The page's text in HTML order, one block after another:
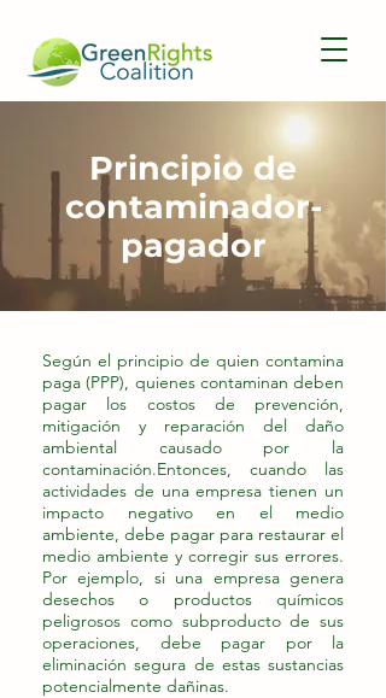
Principio de
contaminador-
pagador
Según el principio de quien contamina
paga (PPP), quienes contaminan deben
pagar los costos de prevención,
mitigación y reparación del daño
ambiental causado por la
contaminación.Entonces, cuando las
actividades de una empresa tienen un
impacto negativo en el medio
ambiente, debe pagar para restaurar el
medio ambiente y corregir sus errores.
Por ejemplo, si una empresa genera
desechos o productos químicos
peligrosos como subproducto de sus
operaciones, debe pagar por la
eliminación segura de estas sustancias
potencialmente dañinas.